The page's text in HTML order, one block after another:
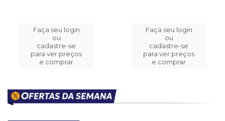
Faça seu login
ou
cadastre-se
para ver preços
e comprar
Faça seu login
ou
cadastre-se
para ver preços
e comprar